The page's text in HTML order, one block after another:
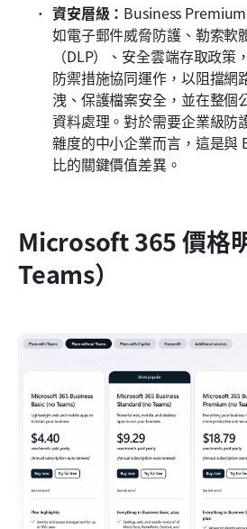
資安層級： Business
如電子郵件威脅防護、勒索軟
（DLP）、安全雲端存取政
防禦措施協同運作，以阻擋網
洩、保護檔案安全，並在整個
資料處理。對於需要企業級防
雜度的中小企業而言，這是與
比的關鍵價值差異。
Microsoft 365 價格
Teams）